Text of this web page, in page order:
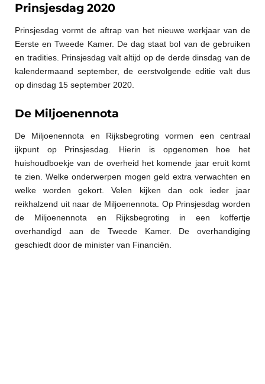
Prinsjesdag 2020
Prinsjesdag vormt de aftrap van het nieuwe werkjaar van de
Eerste en Tweede Kamer. De dag staat bol van de gebruiken
en tradities. Prinsjesdag valt altijd op de derde dinsdag van de
kalendermaand september, de eerstvolgende editie valt dus
op dinsdag 15 september 2020.
De Miljoenennota
De Miljoenennota en Rijksbegroting vormen een centraal
ijkpunt op Prinsjesdag. Hierin is opgenomen hoe het
huishoudboekje van de overheid het komende jaar eruit komt
te zien. Welke onderwerpen mogen geld extra verwachten en
welke worden gekort. Velen kijken dan ook ieder jaar
reikhalzend uit naar de Miljoenennota. Op Prinsjesdag worden
de Miljoenennota en Rijksbegroting in een koffertje
overhandigd aan de Tweede Kamer. De overhandiging
geschiedt door de minister van Financiën.